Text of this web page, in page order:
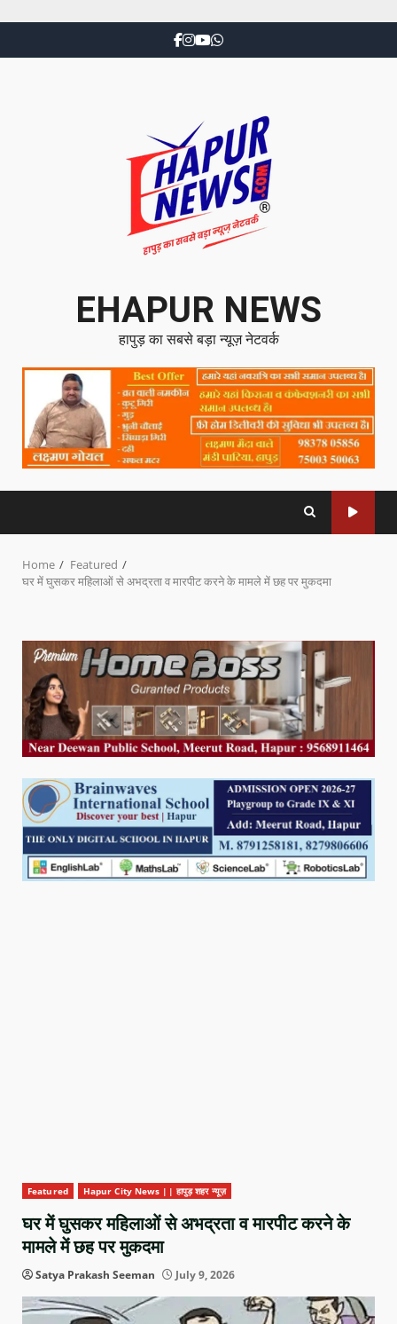
EHAPUR NEWS
हापुड़ का सबसे बड़ा न्यूज़ नेटवर्क
Home
Featured
घर में घुसकर महिलाओं से अभद्रता व मारपीट करने के मामले में छह पर मुकदमा
Featured Hapur City News || हापुड़ शहर न्यूज़
घर में घुसकर महिलाओं से अभद्रता व मारपीट करने के
मामले में छह पर मुकदमा
Satya Prakash Seeman July 9, 2026